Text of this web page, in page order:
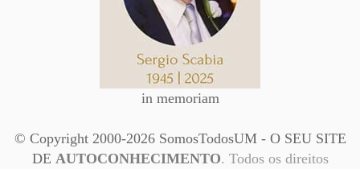
in memoriam
© Copyright 2000-2026 SomosTodosUM - O SEU SITE
DE AUTOCONHECIMENTO. Todos os direitos